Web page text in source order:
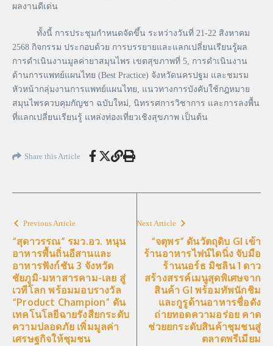
ผลงานดีเด่น
ทั้งนี้ การประชุมกำหนดจัดขึ้น ระหว่างวันที่ 21-22 สิงหาคม
2568 กิจกรรม ประกอบด้วย การบรรยายและแลกเปลี่ยนเรียนรู้ผล
การดำเนินงานมูลค่ายาสมุนไพร เขตสุขภาพที่ 5, การดำเนินงาน
ด้านการแพทย์แผนไทย (Best Practice) จังหวัดนครปฐม และชมรม
หัวหน้ากลุ่มงานการแพทย์แผนไทย, แนวทางการบังคับใช้กฎหมาย
สมุนไพรควบคุมกัญชา ฉบับใหม่, นิทรรศการวิชาการ และการลงพื้น
ที่แลกเปลี่ยนเรียนรู้ แหล่งท่องเที่ยวเชิงสุขภาพ เป็นต้น
Share this Article
Previous Article
“สุดาวรรณ” รมว.อว. หนุน
อาหารพื้นถิ่นอีสานและ
อาหารฟังก์ชัน 3 จังหวัด
ชัยภูมิ-มหาสารคาม-เลย สู่
เวทีโลก พร้อมมอบรางวัล
“Product Champion” ดัน
เทคโนโลยีฉายรังสียกระดับ
ความปลอดภัย เพิ่มมูลค่า
เศรษฐกิจให้ชุมชน
Next Article
“จตุพร” ดันวัตถุดิบ GI เข้า
ร้านอาหารไฟน์ไดนิ่ง จับมือ
ร้านนอร์ธ มิชลิน 1 ดาว
สร้างสรรค์เมนูสุดพิเศษจาก
สินค้า GI พร้อมทัพนักชิม
และกูรูด้านอาหารชื่อดัง
ถ่ายทอดความอร่อย คาด
ช่วยยกระดับสินค้าชุมชนสู่
ตลาดพรีเมียม